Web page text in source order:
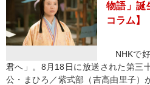
物語」誕
コラム】
NHKで
君へ」。8月18日に放送された第三
公・まひろ／紫式部（吉高由里子）